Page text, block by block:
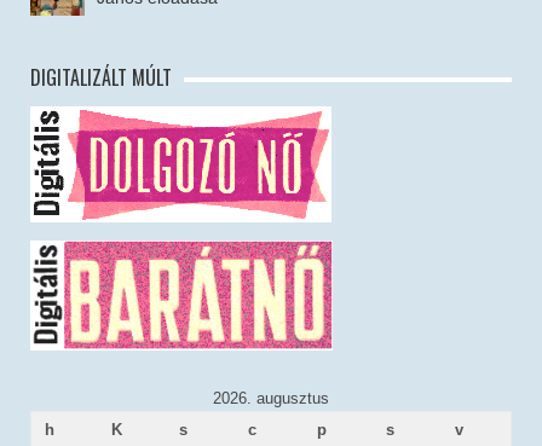
DIGITALIZÁLT MÚLT
2026. augusztus
h
K s c p s v